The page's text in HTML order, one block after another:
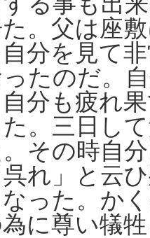
。父は座
分を見て
ったのだ。
分も疲れ
。三日し
。その時自
れ」と云
った。か
為に尊い犠